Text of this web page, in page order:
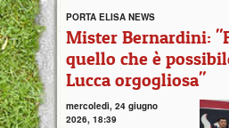
PORTA ELISA NEWS
Mister Bernardini:
quello che è
Lucca orgogliosa"
mercoledì, 24 giugno
2026, 18:39